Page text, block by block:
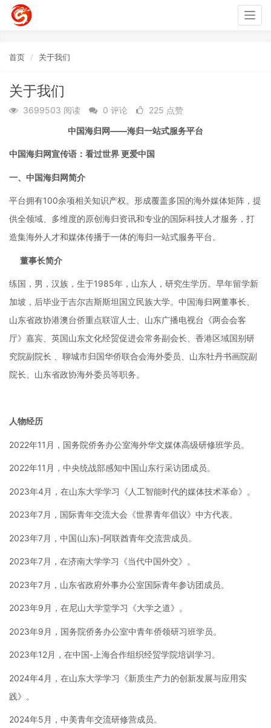
首页 关于我们
关于我们
3699503 阅读 0 评论
225 点赞
中国海归网——海归一站式服务平台
中国海归网宣传语：看过世界更爱中国
一、中国海归网简介
平台拥有100余项相关知识产权。形成覆盖多国的海外媒体矩阵，提
供全领域、多维度的原创海归资讯和专业的国际科技人才服务，打
造集海外人才和媒体传播于一体的海归一站式服务平台。
董事长简介
练国，男，汉族，生于1985年，山东人，研究生学历。早年留学新
加坡，后毕业于吉尔吉斯斯坦国立民族大学。中国海归网董事长、
山东省政协港澳台侨重点联谊人士、山东广播电视台《两会会客
厅》嘉宾、英国山东文化经贸促进会常务副会长、香港区域国别研
究院副院长 、聊城市归国华侨联合会海外委员、山东牡丹书画院副
院长、山东省政协海外委员等职务。
人物经历
2022年11月，国务院侨务办公室海外华文媒体高级研修班学员。
2022年11月，中央统战部感知中国山东行采访团成员。
2023年4月，在山东大学学习《人工智能时代的媒体技术革命》。
2023年7月，国际青年交流大会《世界青年倡议》中方代表。
2023年7月，中国(山东)-阿联酋青年交流营成员。
2023年7月，在济南大学学习《当代中国外交》。
2023年7月，山东省政府外事办公室国际青年参访团成员。
2023年9月，在尼山大学堂学习《大学之道》。
2023年9月，国务院侨务办公室中青年侨领研习班学员。
2023年12月，在中国-上海合作组织经贸学院培训学习。
2024年4月，在山东大学学习《新质生产力的创新发展与应用实
践》。
2024年5月，中美青年交流研修营成员。